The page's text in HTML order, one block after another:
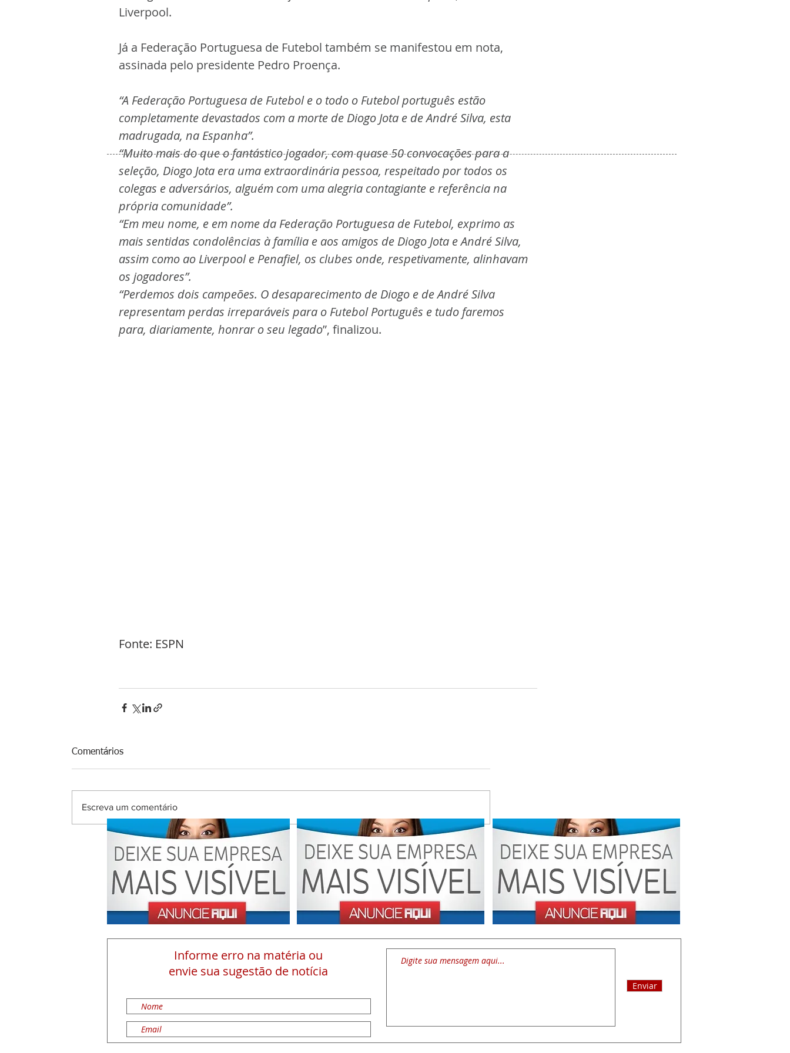
Liverpool.
Já a Federação Portuguesa de Futebol também se manifestou em nota,
assinada pelo presidente Pedro Proença.
“A Federação Portuguesa de Futebol e o todo o Futebol português estão
completamente devastados com a morte de Diogo Jota e de André Silva, esta
madrugada, na Espanha”.
“Muito mais do que o fantástico jogador, com quase 50 convocações para a
seleção, Diogo Jota era uma extraordinária pessoa, respeitado por todos os
colegas e adversários, alguém com uma alegria contagiante e referência na
própria comunidade”.
“Em meu nome, e em nome da Federação Portuguesa de Futebol, exprimo as
mais sentidas condolências à família e aos amigos de Diogo Jota e André Silva,
assim como ao Liverpool e Penafiel, os clubes onde, respetivamente, alinhavam
os jogadores”.
“Perdemos dois campeões. O desaparecimento de Diogo e de André Silva
representam perdas irreparáveis para o Futebol Português e tudo faremos
para, diariamente, honrar o seu legado”, finalizou.
Fonte: ESPN
Comentários
Escreva um comentário
Informe erro na matéria ou
envie sua sugestão de notícia
Enviar